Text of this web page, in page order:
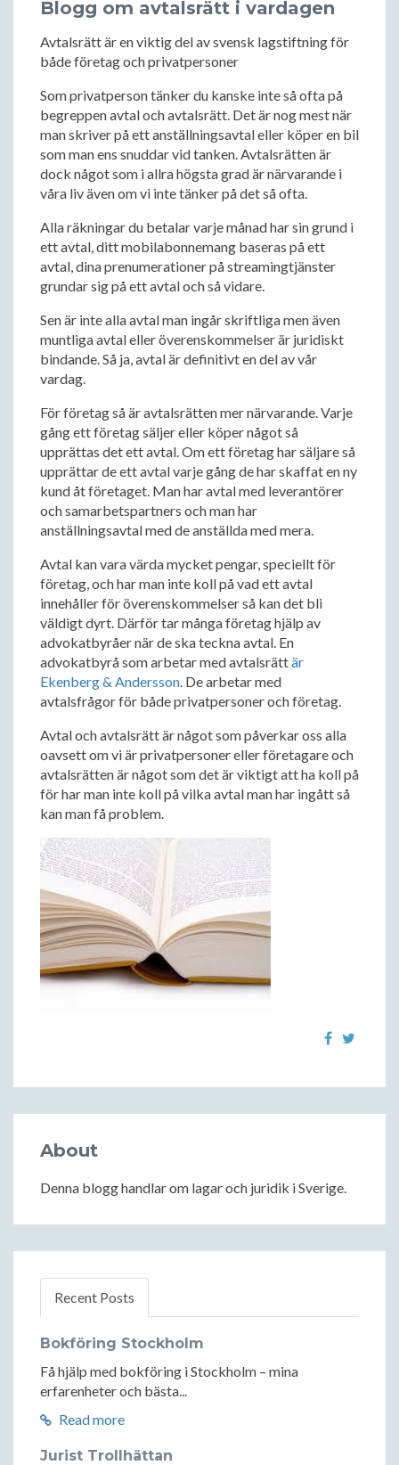
Blogg om avtalsrätt i vardagen
Avtalsrätt är en viktig del av svensk lagstiftning för
både företag och privatpersoner
Som privatperson tänker du kanske inte så ofta på
begreppen avtal och avtalsrätt. Det är nog mest när
man skriver på ett anställningsavtal eller köper en bil
som man ens snuddar vid tanken. Avtalsrätten är
dock något som i allra högsta grad är närvarande i
våra liv även om vi inte tänker på det så ofta.
Alla räkningar du betalar varje månad har sin grund i
ett avtal, ditt mobilabonnemang baseras på ett
avtal, dina prenumerationer på streamingtjänster
grundar sig på ett avtal och så vidare.
Sen är inte alla avtal man ingår skriftliga men även
muntliga avtal eller överenskommelser är juridiskt
bindande. Så ja, avtal är definitivt en del av vår
vardag.
För företag så är avtalsrätten mer närvarande. Varje
gång ett företag säljer eller köper något så
upprättas det ett avtal. Om ett företag har säljare så
upprättar de ett avtal varje gång de har skaffat en ny
kund åt företaget. Man har avtal med leverantörer
och samarbetspartners och man har
anställningsavtal med de anställda med mera.
Avtal kan vara värda mycket pengar, speciellt för
företag, och har man inte koll på vad ett avtal
innehåller för överenskommelser så kan det bli
väldigt dyrt. Därför tar många företag hjälp av
advokatbyråer när de ska teckna avtal. En
advokatbyrå som arbetar med avtalsrättär
Ekenberg & Andersson. De arbetar med
avtalsfrågor för både privatpersoner och företag.
Avtal och avtalsrätt är något som påverkar oss alla
oavsett om vi är privatpersoner eller företagare och
avtalsrätten är något som det är viktigt att ha koll på
för har man inte koll på vilka avtal man har ingått så
kan man få problem.
About
Denna blogg handlar om lagar och juridik i Sverige.
Recent Posts
Bokföring Stockholm
Få hjälp med bokföring i Stockholm – mina
erfarenheter och bästa...
Read more
Jurist Trollhättan